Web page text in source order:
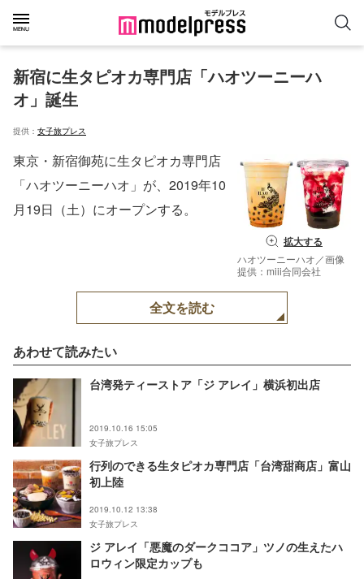
新宿に生タピオカ専門店「ハオツーニーハ
オ」誕生
提供： 女子旅プレス
拡大する
ハオツーニーハオ／画像
提供：miii合同会社
東京・新宿御苑に生タピオカ専門店
「ハオツーニーハオ」が、2019年10
月19日（土）にオープンする。
全文を読む
あわせて読みたい
台湾発ティーストア「ジ アレイ」横浜初出店
2019.10.16 15:05
女子旅プレス
行列のできる生タピオカ専門店「台湾甜商店」富山
初上陸
2019.10.12 13:38
女子旅プレス
ジ アレイ「悪魔のダークココア」ツノの生えたハ
ロウィン限定カップも